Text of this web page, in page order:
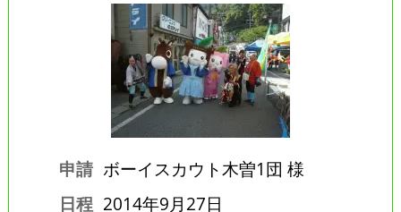
申請 ボーイスカウト木曽1団 様
日程 2014年9月27日